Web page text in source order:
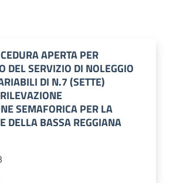
APERTA PER
DEL SERVIZIO DI NOLEGGIO
DI N.7 (SETTE)
SEMAFORICA PER LA
DELLA BASSA REGGIANA